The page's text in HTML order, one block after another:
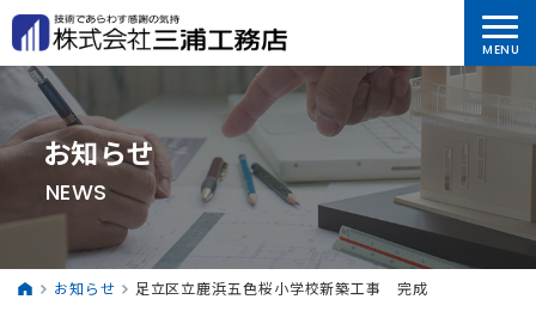
お知らせ
NEWS
お知らせ 足立区立鹿浜五色桜小学校新築工事 完成